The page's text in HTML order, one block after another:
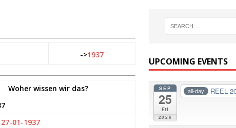
->1937
Woher wissen wir das?
27-01-1937
UPCOMING EVENTS
SEP
25
Fri
2026
all-day REEL